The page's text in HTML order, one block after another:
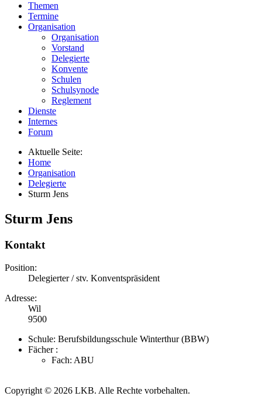
Themen
Termine
Organisation
Organisation
Vorstand
Delegierte
Konvente
Schulen
Schulsynode
Reglement
Dienste
Internes
Forum
Aktuelle Seite:
Home
Organisation
Delegierte
Sturm Jens
Sturm Jens
Kontakt
Position:
Delegierter / stv. Konventspräsident
Adresse:
Wil
9500
Schule: Berufsbildungsschule Winterthur (BBW)
Fächer :
Fach: ABU
Copyright © 2026 LKB. Alle Rechte vorbehalten.